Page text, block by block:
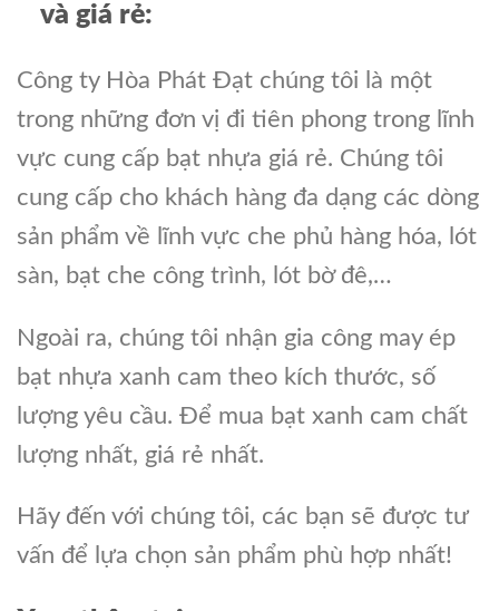
và giá rẻ:
Công ty Hòa Phát Đạt chúng tôi là một
trong những đơn vị đi tiên phong trong lĩnh
vực cung cấp bạt nhựa giá rẻ. Chúng tôi
cung cấp cho khách hàng đa dạng các dòng
sản phẩm về lĩnh vực che phủ hàng hóa, lót
sàn, bạt che công trình, lót bờ đê,…
Ngoài ra, chúng tôi nhận gia công may ép
bạt nhựa xanh cam theo kích thước, số
lượng yêu cầu. Để mua bạt xanh cam chất
lượng nhất, giá rẻ nhất.
Hãy đến với chúng tôi, các bạn sẽ được tư
vấn để lựa chọn sản phẩm phù hợp nhất!